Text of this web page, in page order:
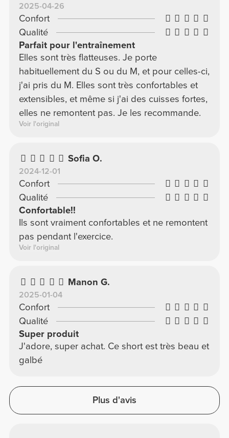
2025-04-26
Confort
Qualité
Parfait pour l'entraînement
Elles sont très flatteuses. Je porte
habituellement du S ou du M, et pour celles-ci,
j'ai pris du M. Elles sont très confortables et
extensibles, et même si j'ai des cuisses fortes,
elles ne remontent pas. Je les recommande.
Voir l'original
Sofia O.
2024-12-01
Confort
Qualité
Confortable!!
Ils sont vraiment confortables et ne remontent
pas pendant l'exercice.
Voir l'original
Manon G.
2025-01-04
Confort
Qualité
Super produit
J'adore, super achat. Ce short est très beau et
galbé
Plus d'avis